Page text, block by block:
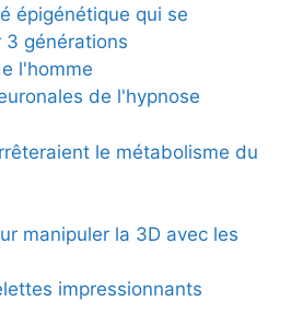
épigénétique qui se
générations
l'homme
de l'hypnose
le métabolisme du
manipuler la 3D avec les
impressionnants